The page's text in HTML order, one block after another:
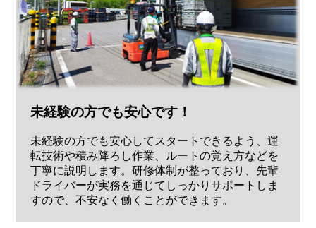
未経験の方でも安心です！
未経験の方でも安心してスタートできるよう、運
転技術や積み降ろし作業、ルートの覚え方などを
丁寧に説明します。研修体制が整っており、先輩
ドライバーが実務を通じてしっかりサポートしま
すので、不安なく働くことができます。